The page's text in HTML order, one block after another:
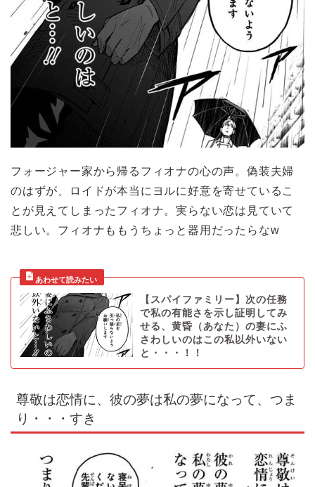
フォージャー家から帰るフィオナの心の声。偽装夫婦
のはずが、ロイドが本当にヨルに好意を寄せているこ
とが見えてしまったフィオナ。実らない恋は見ていて
悲しい。フィオナももうちょっと器用だったらなw
【スパイファミリー】次の任務
で私の有能さを示し証明してみ
せる、黄昏（あなた）の妻にふ
さわしいのはこの私以外いない
と・・・！！
尊敬は恋情に、彼の夢は私の夢になって、つま
り・・・すき